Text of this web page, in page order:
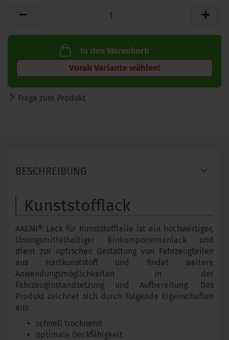
In den Warenkorb
Frage zum Produkt
BESCHREIBUNG
Kunststofflack
AKEMI® Lack für Kunststoffteile ist ein hochwertiger,
lösungsmittelhaltiger Einkomponentenlack und
dient zur optischen Gestaltung von Fahrzeugteilen
aus Hartkunststoff und findet weitere
Anwendungsmöglichkeiten in der
Fahrzeuginstandsetzung und Aufbereitung. Das
Produkt zeichnet sich durch folgende Eigenschaften
aus:
schnell trocknend
optimale Deckfähigkeit